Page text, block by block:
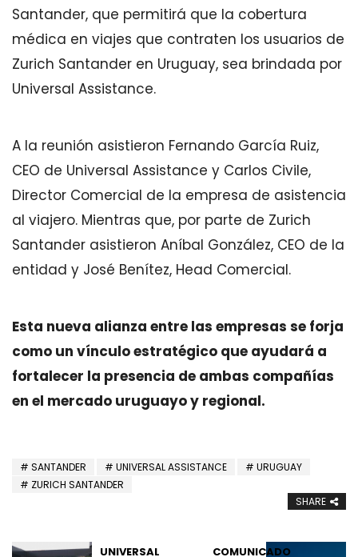
Santander, que permitirá que la cobertura
médica en viajes que contraten los usuarios de
Zurich Santander en Uruguay, sea brindada por
Universal Assistance.
A la reunión asistieron Fernando García Ruiz,
CEO de Universal Assistance y Carlos Civile,
Director Comercial de la empresa de asistencia
al viajero. Mientras que, por parte de Zurich
Santander asistieron Aníbal González, CEO de la
entidad y José Benítez, Head Comercial.
Esta nueva alianza entre las empresas se forja
como un vínculo estratégico que ayudará a
fortalecer la presencia de ambas compañías
en el mercado uruguayo y regional.
SANTANDER UNIVERSAL ASSISTANCE
URUGUAY
ZURICH SANTANDER
SHARE
UNIVERSAL
COMUNICADO